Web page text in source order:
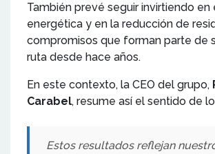
También prevé seguir invirtiendo en
energética y en la reducción de
compromisos que forman parte de
ruta desde hace años.
En este contexto, la CEO del grupo,
Carabel, resume así el sentido de
Estos resultados reflejan